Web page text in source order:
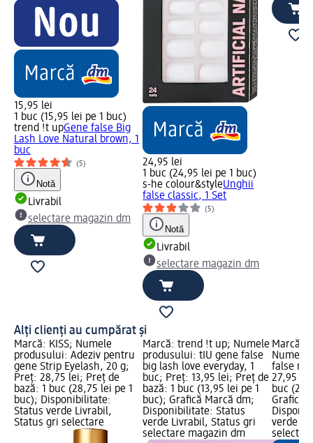
15,95 lei
1 buc (15,95 lei pe 1 buc)
trend !t upGene false Big
Lash Love Natural brown, 1
buc
(5)
Notă
Livrabil
selectare magazin dm
24,95 lei
1 buc (24,95 lei pe 1 buc)
s-he colour&styleUnghii
false classic, 1 Set
(5)
Notă
Livrabil
selectare magazin dm
Alți clienți au cumpărat și
Marcă: KISS; Numele
produsului: Adeziv pentru
gene Strip Eyelash, 20 g;
Preț: 28,75 lei; Preț de
bază: 1 buc (28,75 lei pe 1
buc); Disponibilitate:
Status verde Livrabil,
Status gri selectare
Marcă: trend !t up; Numele
produsului: tIU gene false
big lash love everyday, 1
buc; Preț: 13,95 lei; Preț de
bază: 1 buc (13,95 lei pe 1
buc); Grafică Marcă dm;
Disponibilitate: Status
verde Livrabil, Status gri
selectare magazin dm
Marcă:
Numele
false
27,95
buc
Grafică
verde